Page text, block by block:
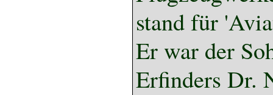
stand für
Er war der
Erfinders Dr.